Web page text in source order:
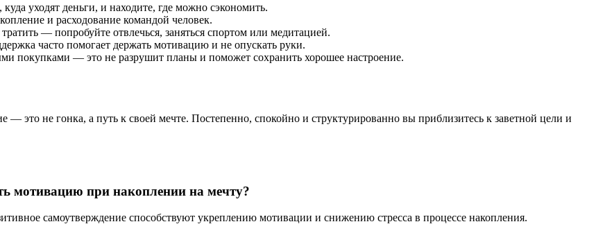
уходят деньги, и находите, где можно сэкономить.
и расходование командой человек.
— попробуйте отвлечься, заняться спортом или медитацией.
часто помогает держать мотивацию и не опускать руки.
покупками — это не разрушит планы и поможет сохранить хорошее настроение.
это не гонка, а путь к своей мечте. Постепенно, спокойно и структурированно вы приблизитесь к заветной цели и
мотивацию при накоплении на мечту?
самоутверждение способствуют укреплению мотивации и снижению стресса в процессе накопления.